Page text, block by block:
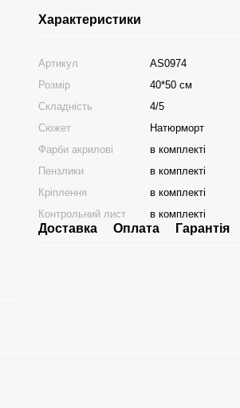
Характеристики
Артикул
AS0974
Розмір
40*50 см
Складність
4/5
Сюжет
Натюрморт
Фарби акрилові
в комплекті
Пензлики
в комплекті
Кріплення
в комплекті
Контрольний лист
в комплекті
Доставка Оплата Гарантія